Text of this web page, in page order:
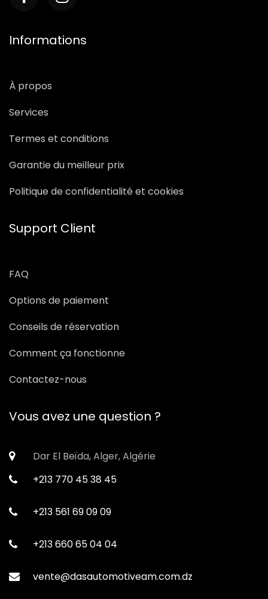
Informations
À propos
Services
Termes et conditions
Garantie du meilleur prix
Politique de confidentialité et cookies
Support Client
FAQ
Options de paiement
Conseils de réservation
Comment ça fonctionne
Contactez-nous
Vous avez une question ?
Dar El Beïda, Alger, Algérie
+213 770 45 38 45
+213 561 69 09 09
+213 660 65 04 04
vente@dasautomotiveam.com.dz